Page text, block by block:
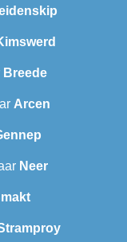
Breede
Arcen
Neer